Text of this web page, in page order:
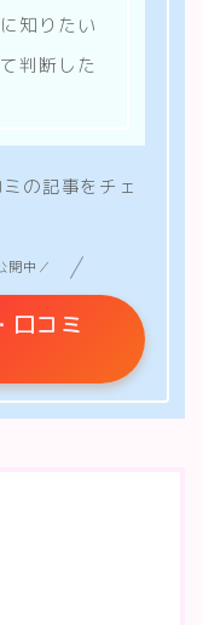
知りたい
判断した
の記事をチェ
開中／
口コミ